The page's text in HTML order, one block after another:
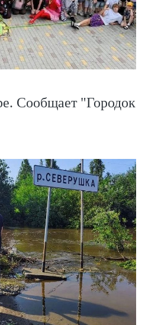
Сообщает "Городок